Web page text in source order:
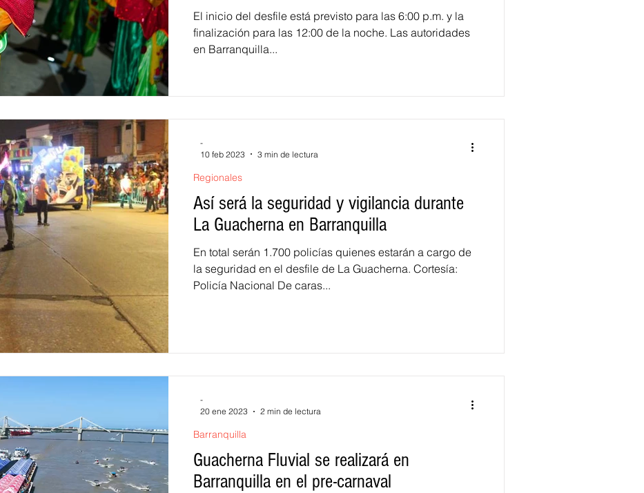
El inicio del desfile está previsto para las 6:00 p.m. y la
finalización para las 12:00 de la noche. Las autoridades
en Barranquilla...
Así será la seguridad y vigilancia durante
La Guacherna en Barranquilla
En total serán 1.700 policías quienes estarán a cargo de
la seguridad en el desfile de La Guacherna. Cortesía:
Policía Nacional De caras...
Regionales
-
10 feb 2023
3 min de lectura
Guacherna Fluvial se realizará en
Barranquilla en el pre-carnaval
Barranquilla
-
20 ene 2023
2 min de lectura